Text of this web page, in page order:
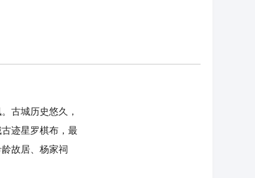
古城历史悠久，
迹星罗棋布，最
故居、杨家祠